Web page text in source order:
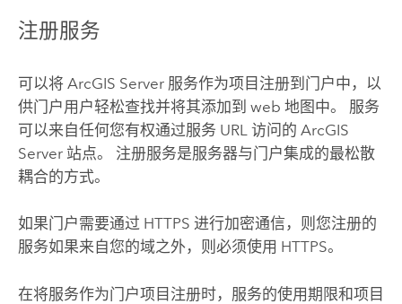
注册服务
可以将 ArcGIS Server服务作为项目注册到门户中，以
供门户用户轻松查找并将其添加到 web 地图中。 服务
可以来自任何您有权通过服务 URL 访问的 ArcGIS
Server站点。 注册服务是服务器与门户集成的最松散
耦合的方式。
如果门户需要通过 HTTPS 进行加密通信，则您注册的
服务如果来自您的域之外，则必须使用 HTTPS。
在将服务作为门户项目注册时，服务的使用期限和项目